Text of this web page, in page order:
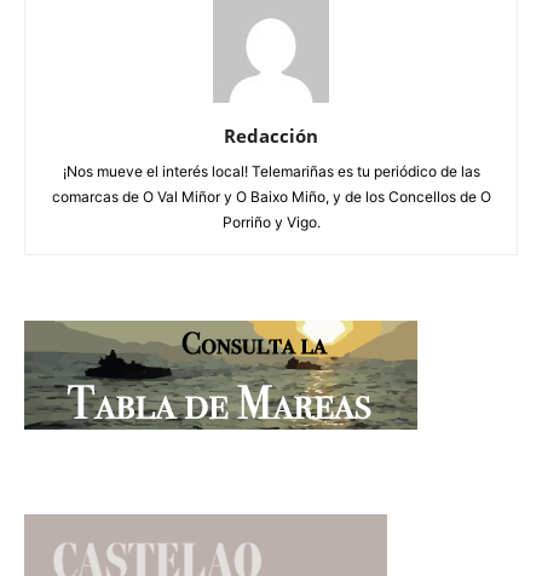
Redacción
¡Nos mueve el interés local! Telemariñas es tu periódico de las
comarcas de O Val Miñor y O Baixo Miño, y de los Concellos de O
Porriño y Vigo.